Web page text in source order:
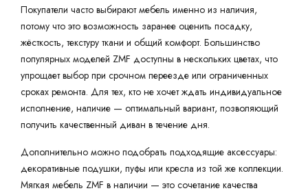
Покупатели часто выбирают мебель именно из наличия,
потому что это возможность заранее оценить посадку,
жёсткость, текстуру ткани и общий комфорт. Большинство
популярных моделей ZMF доступны в нескольких цветах, что
упрощает выбор при срочном переезде или ограниченных
сроках ремонта. Для тех, кто не хочет ждать индивидуальное
исполнение, наличие — оптимальный вариант, позволяющий
получить качественный диван в течение дня.
Дополнительно можно подобрать подходящие аксессуары:
декоративные подушки, пуфы или кресла из той же коллекции.
Мягкая мебель ZMF в наличии — это сочетание качества